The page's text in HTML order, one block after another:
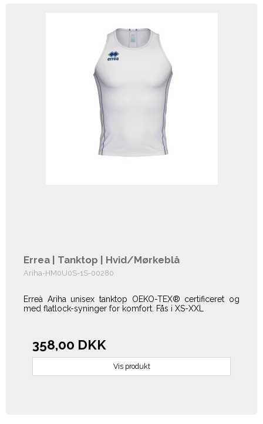
Errea | Tanktop | Hvid/Mørkeblå
Ariha-HM0U0S-1S-00280
Erreà Ariha unisex tanktop OEKO-TEX® certificeret og
med flatlock-syninger for komfort. Fås i XS-XXL
358,00 DKK
Vis produkt